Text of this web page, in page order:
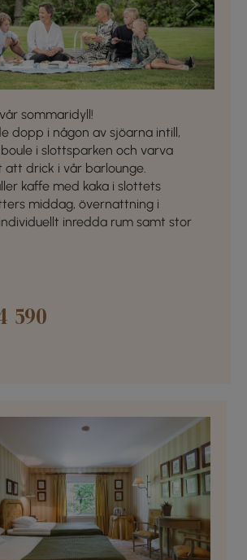
Next
sommaridyll!
dopp i någon av sjöarna intill,
i slottsparken och varva
drick i vår barlounge.
kaffe med kaka i slottets
middag, övernattning i
inredda rum samt stor
590